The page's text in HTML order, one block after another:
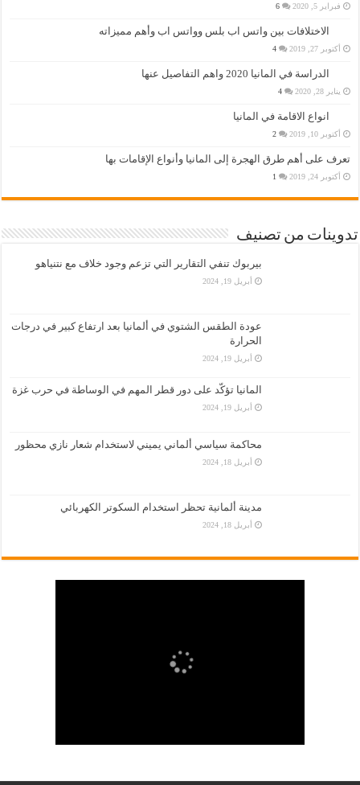
فبراير 5, 2020 6
الاختلافات بين واتس اب بلس وواتس اب وأهم مميزاته
أكتوبر 27, 2019 4
الدراسة في المانيا 2020 واهم التفاصيل عنها
يناير 28, 2020 4
انواع الاقامة في المانيا
أكتوبر 10, 2019 2
تعرف على أهم طرق الهجرة إلى المانيا وأنواع الإقامات بها
أكتوبر 24, 2019 1
تدوينات من تصنيف
بيربوك تنفي التقارير التي تزعم وجود خلاف مع نتنياهو
أبريل 19, 2024
عودة الطقس الشتوي في ألمانيا بعد ارتفاع كبير في درجات
الحرارة
أبريل 19, 2024
المانيا تؤكّد على دور قطر المهم في الوساطة في حرب غزة
أبريل 19, 2024
محاكمة سياسي ألماني يميني لاستخدام شعار نازي محظور
أبريل 18, 2024
مدينة ألمانية تحظر استخدام السكوتر الكهربائي
أبريل 18, 2024